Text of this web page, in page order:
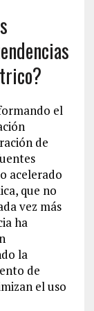
el
de
acelerado
que no
vez más
ha
la
de
el uso